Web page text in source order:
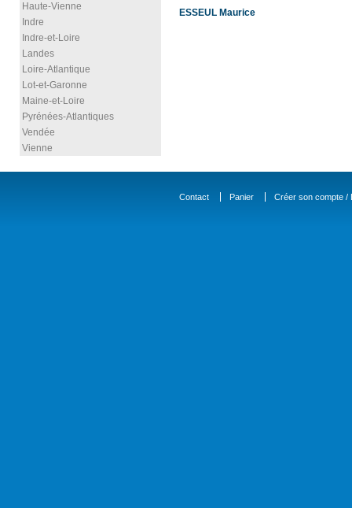
Haute-Vienne
Indre
Indre-et-Loire
Landes
Loire-Atlantique
Lot-et-Garonne
Maine-et-Loire
Pyrénées-Atlantiques
Vendée
Vienne
ESSEUL Maurice
Contact Panier Créer son compte /